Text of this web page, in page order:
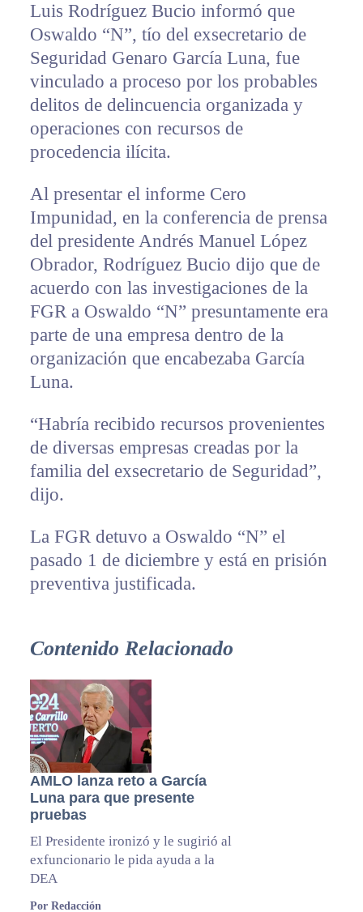
Luis Rodríguez Bucio informó que
Oswaldo “N”, tío del exsecretario de
Seguridad Genaro García Luna, fue
vinculado a proceso por los probables
delitos de delincuencia organizada y
operaciones con recursos de
procedencia ilícita.
Al presentar el informe Cero
Impunidad, en la conferencia de prensa
del presidente Andrés Manuel López
Obrador, Rodríguez Bucio dijo que de
acuerdo con las investigaciones de la
FGR a Oswaldo “N” presuntamente era
parte de una empresa dentro de la
organización que encabezaba García
Luna.
“Habría recibido recursos provenientes
de diversas empresas creadas por la
familia del exsecretario de Seguridad”,
dijo.
La FGR detuvo a Oswaldo “N” el
pasado 1 de diciembre y está en prisión
preventiva justificada.
Contenido Relacionado
AMLO lanza reto a García
Luna para que presente
pruebas
El Presidente ironizó y le sugirió al
exfuncionario le pida ayuda a la
DEA
Por Redacción